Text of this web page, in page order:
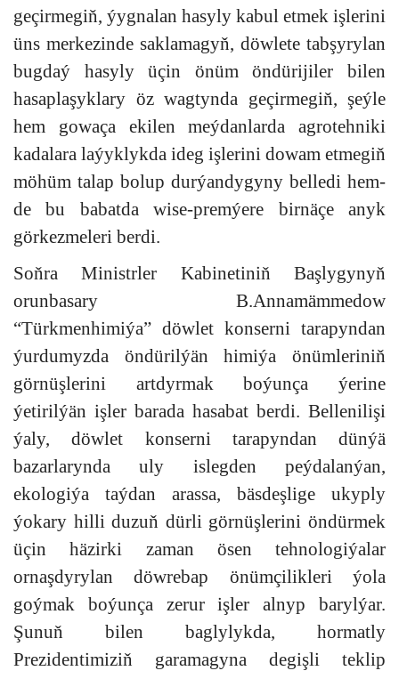
geçirmegiň, ýygnalan hasyly kabul etmek işlerini
üns merkezinde saklamagyň, döwlete tabşyrylan
bugdaý hasyly üçin önüm öndürijiler bilen
hasaplaşyklary öz wagtynda geçirmegiň, şeýle
hem gowaça ekilen meýdanlarda agrotehniki
kadalara laýyklykda ideg işlerini dowam etmegiň
möhüm talap bolup durýandygyny belledi hem-
de bu babatda wise-premýere birnäçe anyk
görkezmeleri berdi.
Soňra Ministrler Kabinetiniň Başlygynyň
orunbasary B.Annamämmedow
“Türkmenhimiýa” döwlet konserni tarapyndan
ýurdumyzda öndürilýän himiýa önümleriniň
görnüşlerini artdyrmak boýunça ýerine
ýetirilýän işler barada hasabat berdi. Bellenilişi
ýaly, döwlet konserni tarapyndan dünýä
bazarlarynda uly islegden peýdalanýan,
ekologiýa taýdan arassa, bäsdeşlige ukyply
ýokary hilli duzuň dürli görnüşlerini öndürmek
üçin häzirki zaman ösen tehnologiýalar
ornaşdyrylan döwrebap önümçilikleri ýola
goýmak boýunça zerur işler alnyp barylýar.
Şunuň bilen baglylykda, hormatly
Prezidentimiziň garamagyna degişli teklip